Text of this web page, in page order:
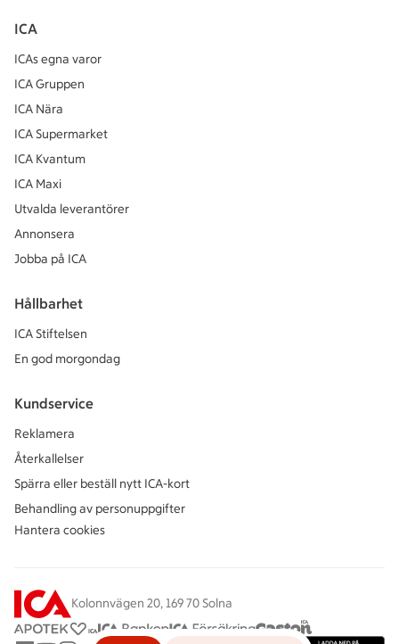
ICA
ICAs egna varor
ICA Gruppen
ICA Nära
ICA Supermarket
ICA Kvantum
ICA Maxi
Utvalda leverantörer
Annonsera
Jobba på ICA
Hållbarhet
ICA Stiftelsen
En god morgondag
Kundservice
Reklamera
Återkallelser
Spärra eller beställ nytt ICA-kort
Behandling av personuppgifter
Hantera cookies
Kolonnvägen 20, 169 70 Solna